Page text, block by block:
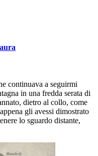
continuava a seguirmi
in una fredda serata di
dietro al collo, come
gli avessi dimostrato
lo sguardo distante,